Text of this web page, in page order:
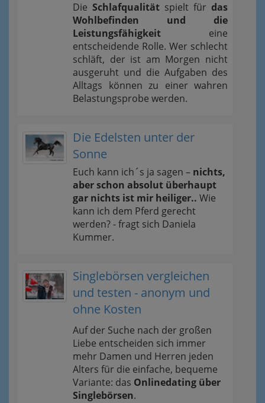
Die Schlafqualität spielt für das
Wohlbefinden und die
Leistungsfähigkeit eine
entscheidende Rolle. Wer schlecht
schläft, der ist am Morgen nicht
ausgeruht und die Aufgaben des
Alltags können zu einer wahren
Belastungsprobe werden.
Die Edelsten unter der
Sonne
Euch kann ich´s ja sagen – nichts,
aber schon absolut überhaupt
gar nichts ist mir heiliger.. Wie
kann ich dem Pferd gerecht
werden? - fragt sich Daniela
Kummer.
Singlebörsen vergleichen
und testen - anonym und
ohne Kosten
Auf der Suche nach der großen
Liebe entscheiden sich immer
mehr Damen und Herren jeden
Alters für die einfache, bequeme
Variante: das Onlinedating über
Singlebörsen.